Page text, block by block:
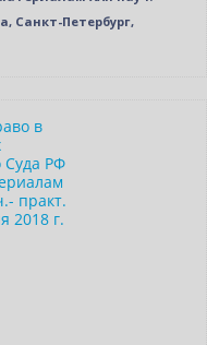
Санкт-Петербург,